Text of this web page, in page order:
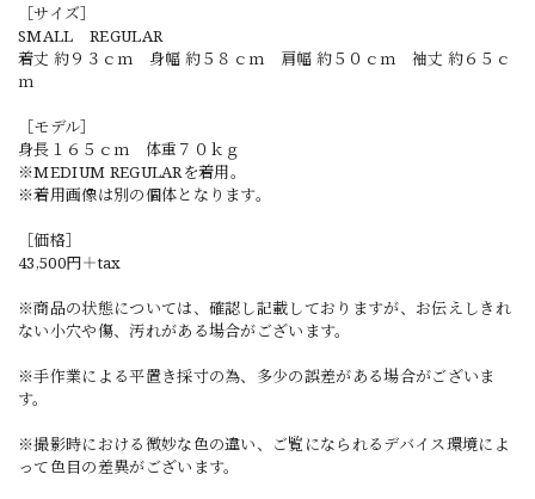
［サイズ］
SMALL REGULAR
着丈 約９３ｃｍ 身幅 約５８ｃｍ 肩幅 約５０ｃｍ 袖丈 約６５ｃ
ｍ
［モデル］
身長１６５ｃｍ 体重７０ｋｇ
※MEDIUM REGULARを着用。
※着用画像は別の個体となります。
［価格］
43,500円＋tax
※商品の状態については、確認し記載しておりますが、お伝えしきれ
ない小穴や傷、汚れがある場合がございます。
※手作業による平置き採寸の為、多少の誤差がある場合がございま
す。
※撮影時における微妙な色の違い、ご覧になられるデバイス環境によ
って色目の差異がございます。